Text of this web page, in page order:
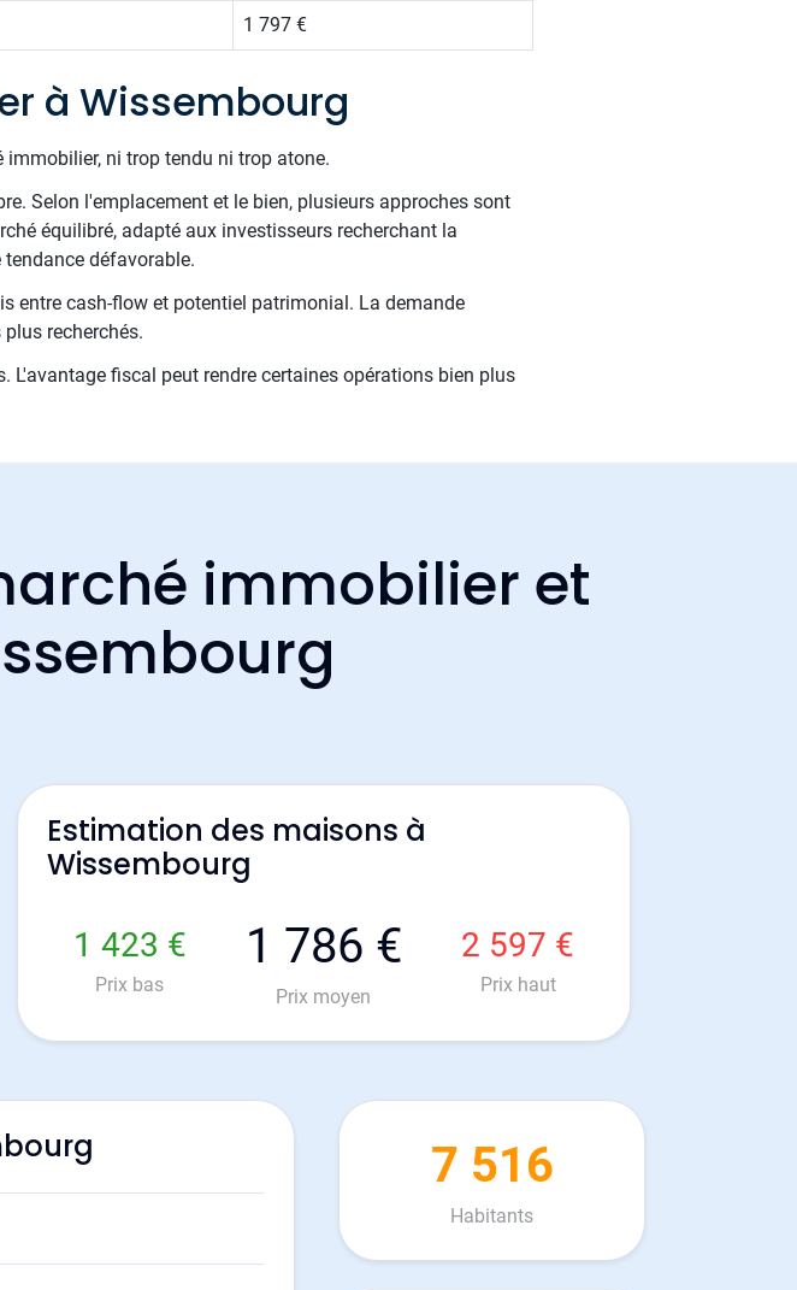
1 797 €
à Wissembourg
ni trop tendu ni trop atone.
Selon l'emplacement et le bien, plusieurs approches sont
équilibré, adapté aux investisseurs recherchant la
défavorable.
entre cash-flow et potentiel patrimonial. La demande
recherchés.
fiscal peut rendre certaines opérations bien plus
immobilier et
Estimation des maisons à
Wissembourg
1 423 €
Prix bas
1 786 €
Prix moyen
2 597 €
Prix haut
7 516
Habitants